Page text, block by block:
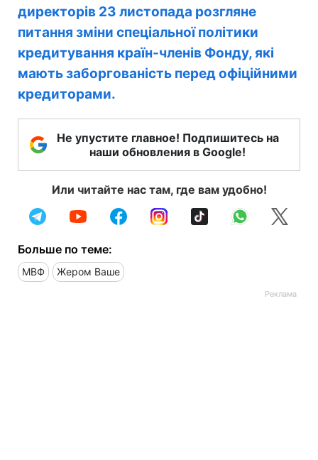
директорів 23 листопада розгляне
питання зміни спеціальної політики
кредитування країн-членів Фонду, які
мають заборгованість перед офіційними
кредиторами.
Не упустите главное! Подпишитесь на
наши обновления в Google!
Или читайте нас там, где вам удобно!
Больше по теме:
МВФ Жером Ваше